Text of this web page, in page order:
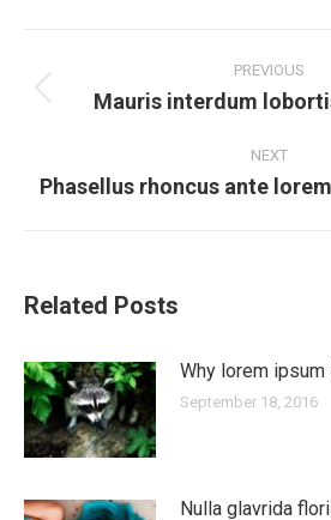
navigation
PREVIOUS
Mauris interdum
NEXT
Next
Phasellus rhoncus ante
Related Posts
Why lorem
September 18, 2016
Nulla glavrida